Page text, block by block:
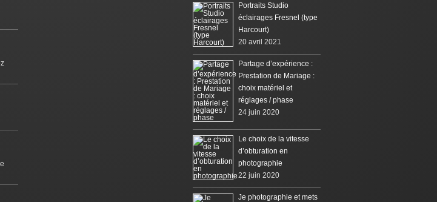
Portraits Studio
éclairages Fresnel (type
Harcourt)
20 avril 2021
Partage d’expérience :
Prestation de Mariage :
choix matériel et
réglages / phase
24 juin 2020
Le choix de la vitesse
d’obturation en
photographie
22 juin 2020
Je photographie et mets